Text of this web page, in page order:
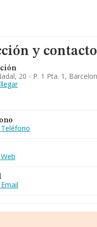
y contacto
20 - P. 1 Pta. 1,